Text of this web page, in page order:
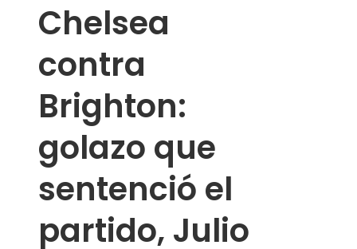
Chelsea
contra
Brighton:
golazo que
sentenció el
partido, Julio